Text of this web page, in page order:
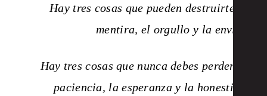
Hay tres cosas que pueden destruirte: La
mentira, el orgullo y la envidia.
Hay tres cosas que nunca debes perder: La
paciencia, la esperanza y la honestidad.